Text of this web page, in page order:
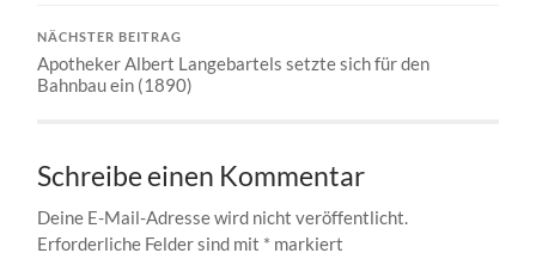
NÄCHSTER BEITRAG
Apotheker Albert Langebartels setzte sich für den
Bahnbau ein (1890)
Schreibe einen Kommentar
Deine E-Mail-Adresse wird nicht veröffentlicht.
Erforderliche Felder sind mit * markiert